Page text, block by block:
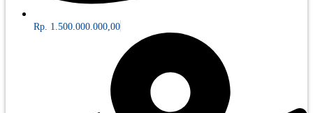
Rp. 1.500.000.000,00